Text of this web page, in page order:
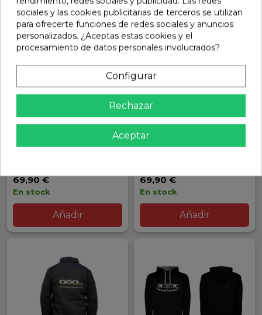
CHAQUETÓN OFICIAL OGO
RACING INVIERNO TALLA
69,90 €
En stock
Añadir
CHAQUETÓN OFICIAL OGO
RACING INVIERNO TALLA
69,90 €
En stock
Añadir
sociales y las cookies publicitarias de terceros se utilizan
para ofrecerte funciones de redes sociales y anuncios
personalizados. ¿Aceptas estas cookies y el
procesamiento de datos personales involucrados?
Configurar
Rechazar
Aceptar